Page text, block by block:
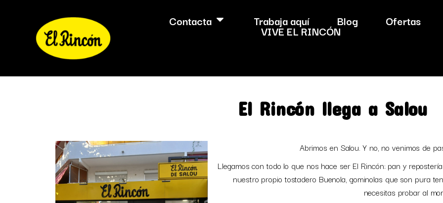
Contacta Trabaja aquí Blog Ofertas
VIVE EL RINCÓN
El Rincón llega a Salou
Abrimos en Salou. Y no, no venimos de
Llegamos con todo lo que nos hace ser El Rincón: pan y
nuestro propio tostadero Buenola, gominolas que son pura
necesitas probar al